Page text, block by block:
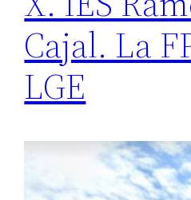
Cajal. La
LGE